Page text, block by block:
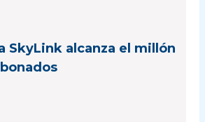
SkyLink alcanza el millón